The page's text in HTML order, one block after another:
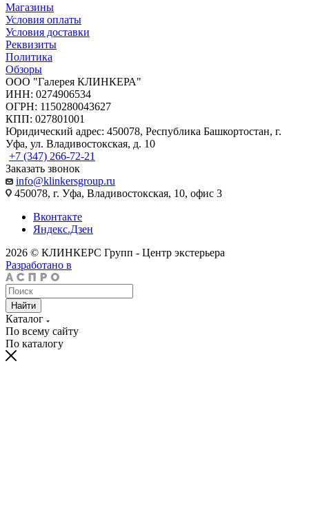
Магазины
Условия оплаты
Условия доставки
Реквизиты
Политика
Обзоры
ООО "Галерея КЛИНКЕРА"
ИНН: 0274906534
ОГРН: 1150280043627
КПП: 027801001
Юридический адрес: 450078, Республика Башкортостан, г.
Уфа, ул. Владивостокская, д. 10
+7 (347) 266-72-21
Заказать звонок
info@klinkersgroup.ru
450078, г. Уфа, Владивостокская, 10, офис 3
Вконтакте
Яндекс.Дзен
2026 © КЛИНКЕРС Групп - Центр экстерьера
Разработано в
Найти
Каталог
По всему сайту
По каталогу